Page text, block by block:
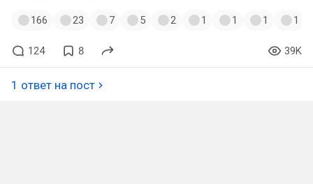
166 23 7 5 2 1 1 1 1
124 8 39K
1 ответ на пост